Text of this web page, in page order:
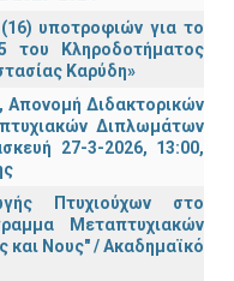
υποτροφιών για το
του Κληροδοτήματος
Καρύδη»
Απονομή Διδακτορικών
Διπλωμάτων
27-3-2026, 13:00,
Πτυχιούχων στο
Μεταπτυχιακών
Νους" / Ακαδημαϊκό